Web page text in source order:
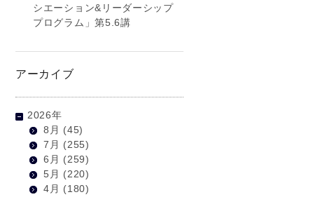
シエーション&リーダーシップ
プログラム」第5.6講
アーカイブ
2026年
8月 (45)
7月 (255)
6月 (259)
5月 (220)
4月 (180)